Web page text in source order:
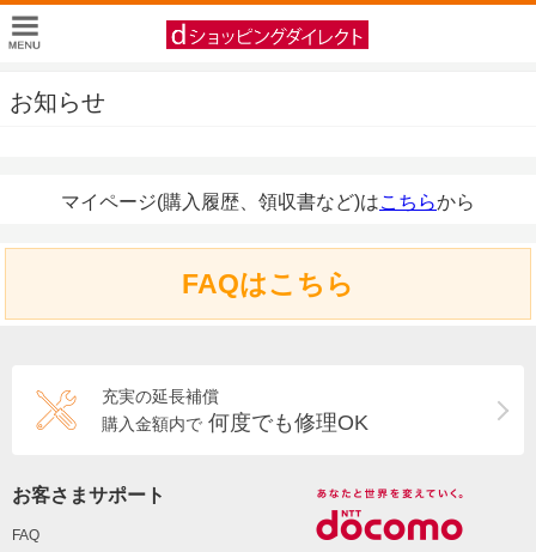
お知らせ
マイページ(購入履歴、領収書など)はこちらから
FAQはこちら
充実の延長補償
購入金額内で 何度でも修理OK
お客さまサポート
FAQ